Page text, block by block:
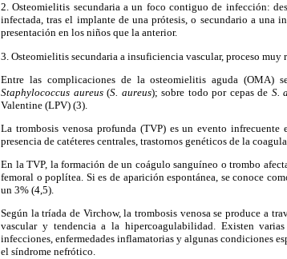
2. Osteomielitis secundaria a un foco contiguo de infección:
infectada, tras el implante de una prótesis, o secundario a una
presentación en los niños que la anterior.
3. Osteomielitis secundaria a insuficiencia vascular, proceso muy
Entre las complicaciones de la osteomielitis aguda (OMA)
Staphylococcus aureus (S. aureus); sobre todo por cepas de S.
Valentine (LPV) (3).
La trombosis venosa profunda (TVP) es un evento
presencia de catéteres centrales, trastornos genéticos de la
En la TVP, la formación de un coágulo sanguíneo o trombo
femoral o poplítea. Si es de aparición espontánea, se conoce
un 3% (4,5).
Según la tríada de Virchow, la trombosis venosa se produce a
vascular y tendencia a la hipercoagulabilidad. Existen
infecciones, enfermedades inflamatorias y algunas condiciones
el síndrome nefrótico.